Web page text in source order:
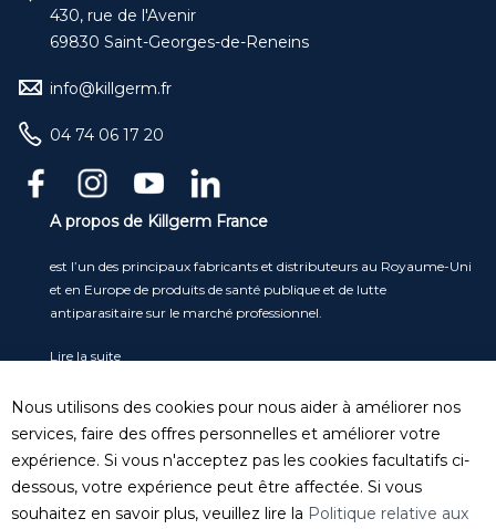
430, rue de l'Avenir
69830 Saint-Georges-de-Reneins
info@killgerm.fr
04 74 06 17 20
A propos de Killgerm France
est l’un des principaux fabricants et distributeurs au Royaume-Uni
et en Europe de produits de santé publique et de lutte
antiparasitaire sur le marché professionnel.
Lire la suite
Service clients
Tel: 04 74 06 17 20
serviceclient@killgerm.fr
Département technique/ FDS
Nous utilisons des cookies pour nous aider à améliorer nos
services, faire des offres personnelles et améliorer votre
expérience. Si vous n'acceptez pas les cookies facultatifs ci-
dessous, votre expérience peut être affectée. Si vous
souhaitez en savoir plus, veuillez lire la Politique relative aux